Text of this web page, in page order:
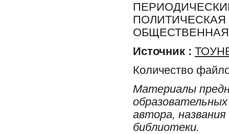
Источник :
Количество
Материалы
автора,
библиотеки.